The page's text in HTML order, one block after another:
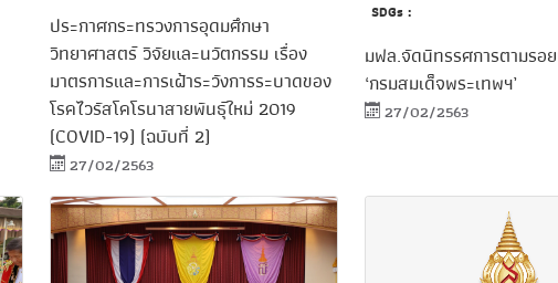
ประกาศกระทรวงการอุดมศึกษา
วิทยาศาสตร์ วิจัยและนวัตกรรม เรื่อง
มาตรการและการเฝ้าระวังการระบาดของ
โรคไวรัสโคโรนาสายพันธุ์ใหม่ 2019
(COVID-19) (ฉบับที่ 2)
27/02/2563
SDGs :
มฟล.จัดนิทรรศการตามรอ
‘กรมสมเด็จพระเทพฯ’
27/02/2563